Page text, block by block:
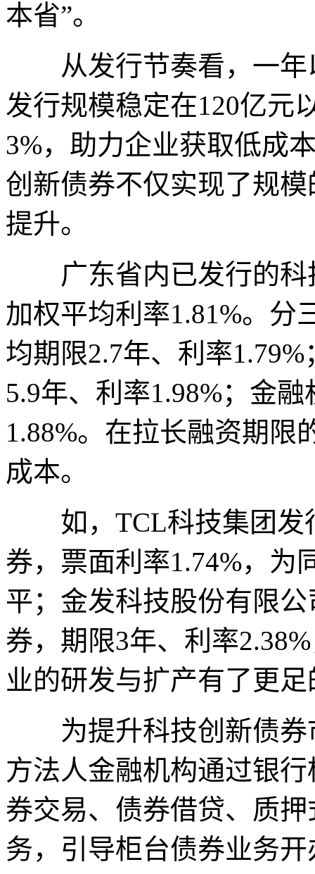
本省”。
从发行节奏看，一年
发行规模稳定在120亿元
3%，助力企业获取低成
创新债券不仅实现了规
提升。
广东省内已发行的科
加权平均利率1.81%。分
均期限2.7年、利率
5.9年、利率1.98%；金
1.88%。在拉长融资期限
成本。
如，TCL科技集团发
券，票面利率1.74%，为
平；金发科技股份有限
券，期限3年、利率
业的研发与扩产有了更
为提升科技创新债券
方法人金融机构通过银
券交易、债券借贷、质
务，引导柜台债券业务